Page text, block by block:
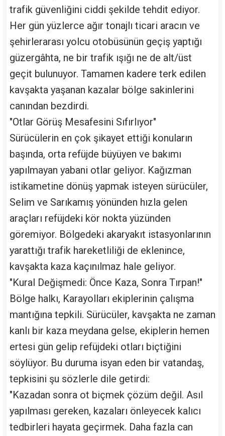
trafik güvenliğini ciddi şekilde tehdit ediyor.
Her gün yüzlerce ağır tonajlı ticari aracın ve
şehirlerarası yolcu otobüsünün geçiş yaptığı
güzergâhta, ne bir trafik ışığı ne de alt/üst
geçit bulunuyor. Tamamen kadere terk edilen
kavşakta yaşanan kazalar bölge sakinlerini
canından bezdirdi.
"Otlar Görüş Mesafesini Sıfırlıyor"
Sürücülerin en çok şikayet ettiği konuların
başında, orta refüjde büyüyen ve bakımı
yapılmayan yabani otlar geliyor. Kağızman
istikametine dönüş yapmak isteyen sürücüler,
Selim ve Sarıkamış yönünden hızla gelen
araçları refüjdeki kör nokta yüzünden
göremiyor. Bölgedeki akaryakıt istasyonlarının
yarattığı trafik hareketliliği de eklenince,
kavşakta kaza kaçınılmaz hale geliyor.
"Kural Değişmedi: Önce Kaza, Sonra Tırpan!"
Bölge halkı, Karayolları ekiplerinin çalışma
mantığına tepkili. Sürücüler, kavşakta ne zaman
kanlı bir kaza meydana gelse, ekiplerin hemen
ertesi gün gelip refüjdeki otları biçtiğini
söylüyor. Bu duruma isyan eden bir vatandaş,
tepkisini şu sözlerle dile getirdi:
"Kazadan sonra ot biçmek çözüm değil. Asıl
yapılması gereken, kazaları önleyecek kalıcı
tedbirleri hayata geçirmek. Daha fazla can